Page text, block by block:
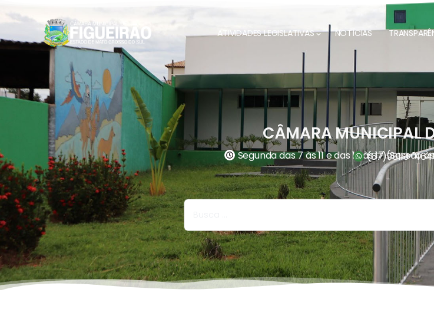
ATIVIDADES LEGISLATIVAS NOTÍCIAS
CÂMARA MUNICIPAL
Segunda das 7 às 11 e das 13 às 17 (Sessão
(67)98113-